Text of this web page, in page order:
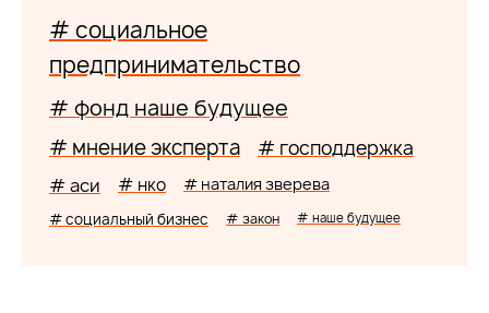
# социальное
предпринимательство
# фонд наше будущее
# мнение эксперта # господдержка
# аси # нко # наталия зверева
# социальный бизнес # закон # наше будущее